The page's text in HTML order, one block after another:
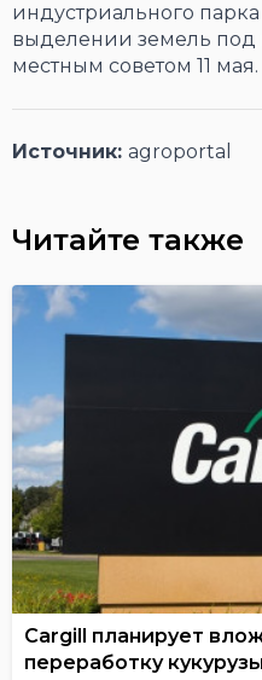
индустриального
выделении земель под
местным советом 11 мая.
Источник: agroportal
Читайте также
Cargill планирует
переработку